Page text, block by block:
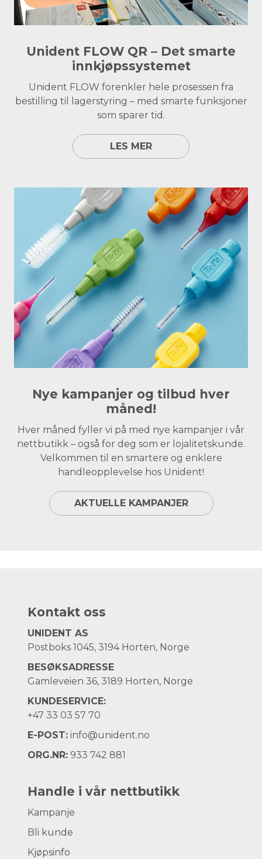
Unident FLOW QR – Det smarte
innkjøpssystemet
Unident FLOW forenkler hele prosessen fra
bestilling til lagerstyring – med smarte funksjoner
som sparer tid.
LES MER
Nye kampanjer og tilbud hver
måned!
Hver måned fyller vi på med nye kampanjer i vår
nettbutikk – også for deg som er lojalitetskunde.
Velkommen til en smartere og enklere
handleopplevelse hos Unident!
AKTUELLE KAMPANJER
Kontakt oss
UNIDENT AS
Postboks 1045, 3194 Horten, Norge
BESØKSADRESSE
Gamleveien 36, 3189 Horten, Norge
KUNDESERVICE:
+4733 03 57 70
E-POST: info@unident.no
ORG.NR: 933 742 881
Handle i vår nettbutikk
Kampanje
Bli kunde
Kjøpsinfo